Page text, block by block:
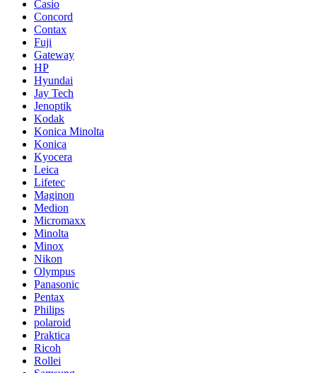
Casio
Concord
Contax
Fuji
Gateway
HP
Hyundai
Jay Tech
Jenoptik
Kodak
Konica Minolta
Konica
Kyocera
Leica
Lifetec
Maginon
Medion
Micromaxx
Minolta
Minox
Nikon
Olympus
Panasonic
Pentax
Philips
polaroid
Praktica
Ricoh
Rollei